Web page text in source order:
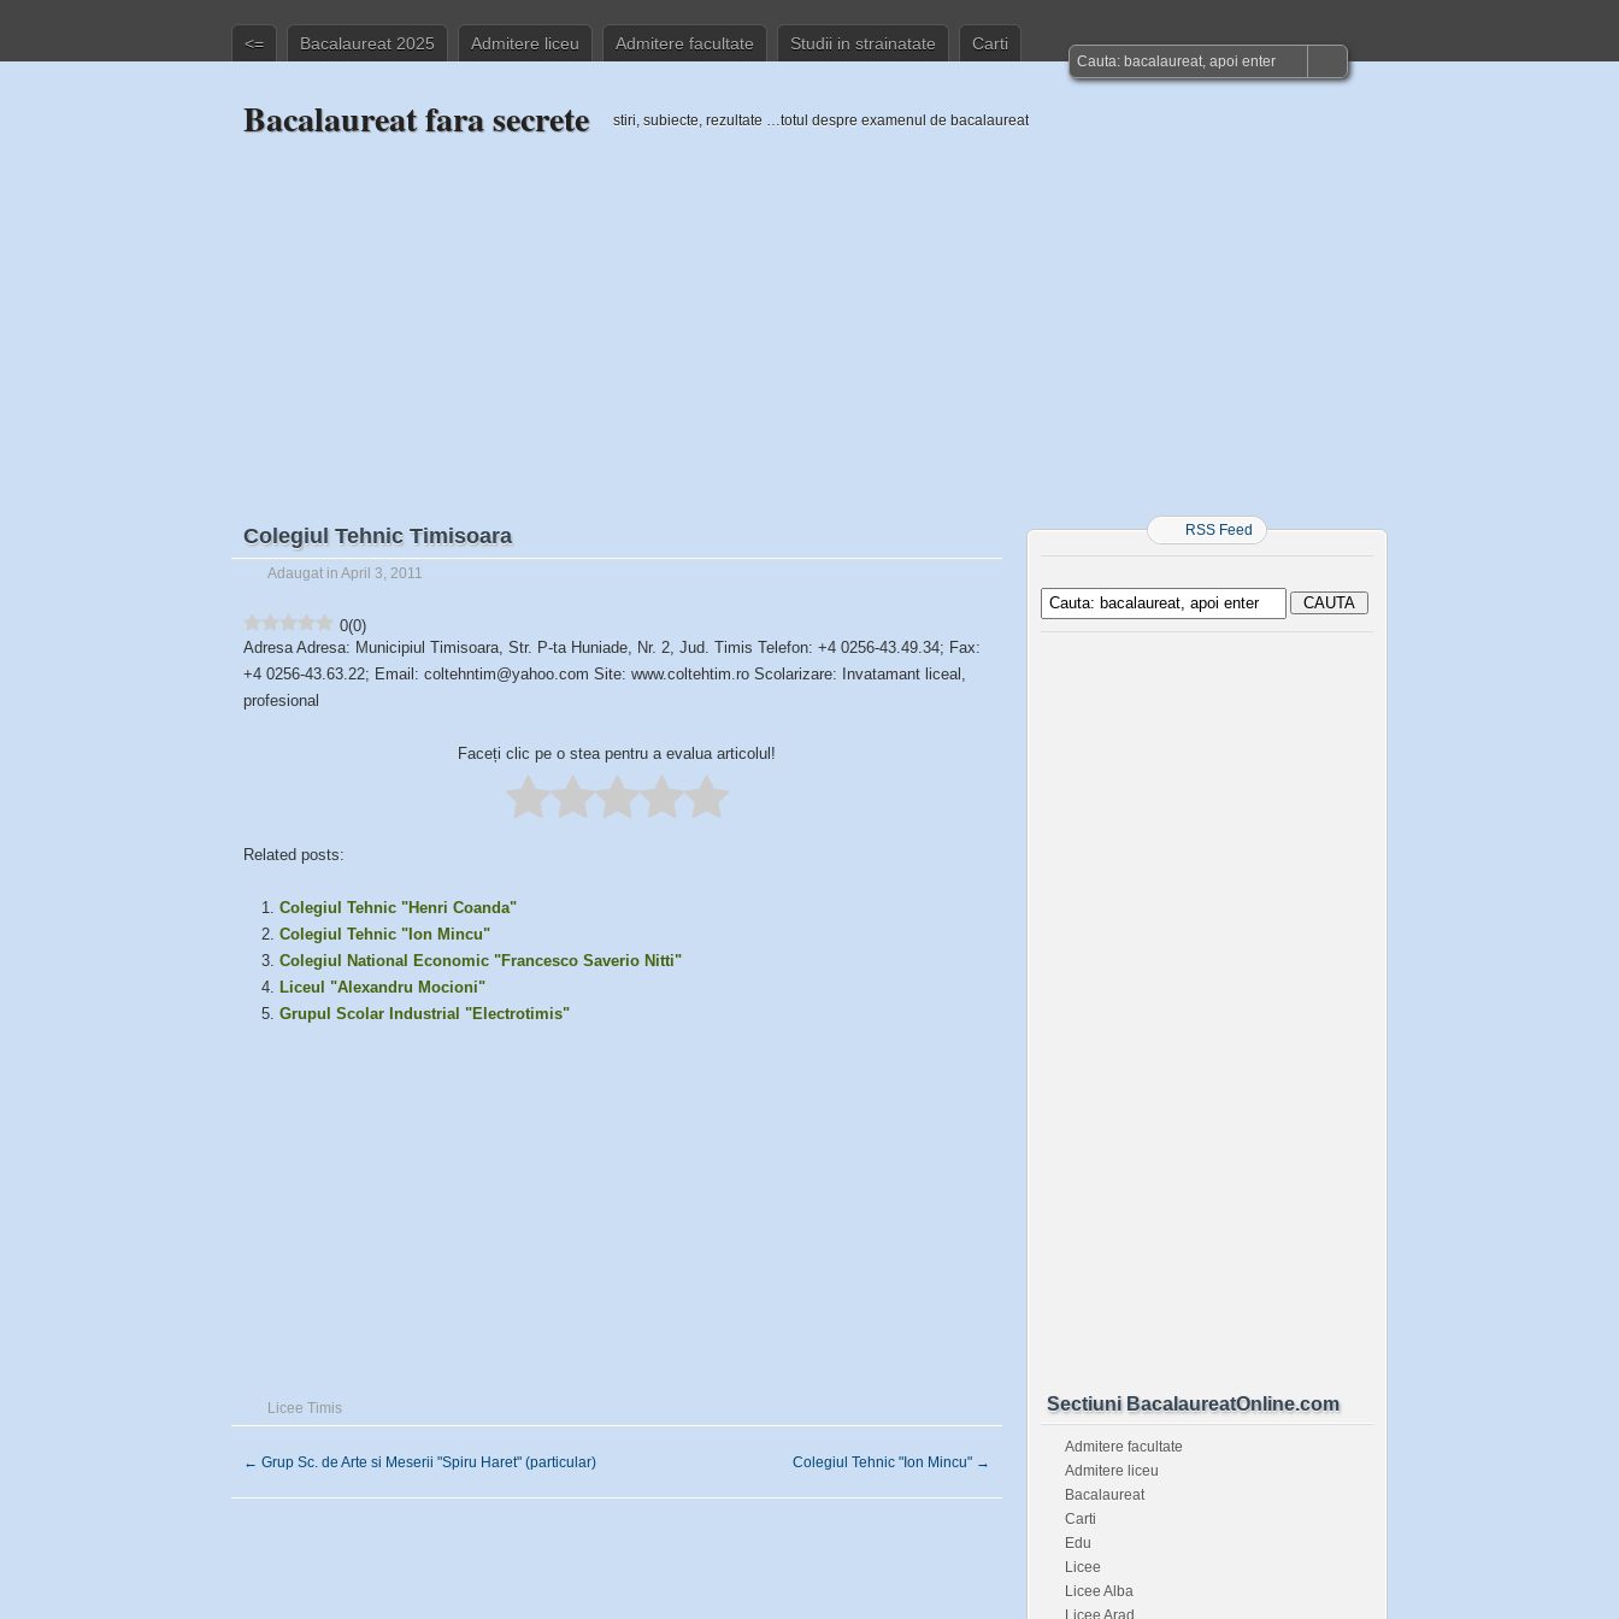
<= Bacalaureat 2025 Admitere liceu Admitere facultate Studii in strainatate Carti
Bacalaureat fara secrete stiri, subiecte, rezultate …totul despre examenul de bacalaureat
Colegiul Tehnic Timisoara
Adaugat in April 3, 2011
0(0)
Adresa Adresa: Municipiul Timisoara, Str. P-ta Huniade, Nr. 2, Jud. Timis Telefon: +4 0256-43.49.34; Fax:
+4 0256-43.63.22; Email: coltehntim@yahoo.com Site: www.coltehtim.ro Scolarizare: Invatamant liceal,
profesional
Faceți clic pe o stea pentru a evalua articolul!
Related posts:
Colegiul Tehnic "Henri Coanda"
Colegiul Tehnic "Ion Mincu"
Colegiul National Economic "Francesco Saverio Nitti"
Liceul "Alexandru Mocioni"
Grupul Scolar Industrial "Electrotimis"
Licee Timis
← Grup Sc. de Arte si Meserii "Spiru Haret" (particular) Colegiul Tehnic "Ion Mincu" →
RSS Feed
Sectiuni BacalaureatOnline.com
Admitere facultate
Admitere liceu
Bacalaureat
Carti
Edu
Licee
Licee Alba
Licee Arad